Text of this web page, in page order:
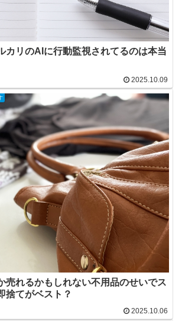
カリのAIに行動監視されてるのは本当
2025.10.09
売れるかもしれない不用品のせいでス
捨てがベスト？
2025.10.06